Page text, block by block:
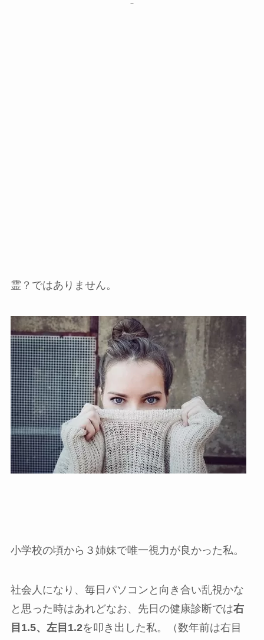
霊？ではありません。
小学校の頃から３姉妹で唯一視力が良かった私。
社会人になり、毎日パソコンと向き合い乱視かな
と思った時はあれどなお、先日の健康診断では右
目1.5、左目1.2を叩き出した私。（数年前は右目